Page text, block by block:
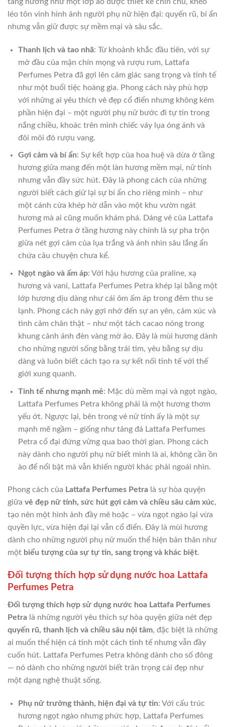
léo tôn vinh hình ảnh người phụ nữ hiện đại: quyến rũ, bí ẩn
nhưng vẫn giữ được sự mềm mại và sâu sắc.
Thanh lịch và tao nhã: Từ khoảnh khắc đầu tiên, với sự
mở đầu của mận chín mọng và rượu rum, Lattafa
Perfumes Petra đã gợi lên cảm giác sang trọng và tinh tế
như một buổi tiệc hoàng gia. Phong cách này phù hợp
với những ai yêu thích vẻ đẹp cổ điển nhưng không kém
phần hiện đại – một người phụ nữ bước đi tự tin trong
nắng chiều, khoác trên mình chiếc váy lụa óng ánh và
đôi môi đỏ rượu vang.
Gợi cảm và bí ẩn: Sự kết hợp của hoa huệ và dừa ở tầng
hương giữa mang đến một làn hương mềm mại, nữ tính
nhưng vẫn đầy sức hút. Đây là phong cách của những
người biết cách giữ lại sự bí ẩn cho riêng mình – như
một cánh cửa khép hờ dẫn vào một khu vườn ngát
hương mà ai cũng muốn khám phá. Dáng vẻ của Lattafa
Perfumes Petra ở tầng hương này chính là sự pha trộn
giữa nét gợi cảm của lụa trắng và ánh nhìn sâu lắng ẩn
chứa câu chuyện chưa kể.
Ngọt ngào và ấm áp: Với hậu hương của praline, xạ
hương và vani, Lattafa Perfumes Petra khép lại bằng một
lớp hương dịu dàng như cái ôm ấm áp trong đêm thu se
lạnh. Phong cách này gợi nhớ đến sự an yên, cảm xúc và
tình cảm chân thật – như một tách cacao nóng trong
khung cảnh ánh đèn vàng mờ ảo. Đây là mùi hương dành
cho những người sống bằng trái tim, yêu bằng sự dịu
dàng và luôn biết cách tạo ra sự kết nối tinh tế với thế
giới xung quanh.
Tinh tế nhưng mạnh mẽ: Mặc dù mềm mại và ngọt ngào,
Lattafa Perfumes Petra không phải là một hương thơm
yếu ớt. Ngược lại, bên trong vẻ nữ tính ấy là một sự
mạnh mẽ ngầm – giống như tảng đá Lattafa Perfumes
Petra cổ đại đứng vững qua bao thời gian. Phong cách
này dành cho người phụ nữ biết mình là ai, không cần ồn
ào để nổi bật mà vẫn khiến người khác phải ngoái nhìn.
Phong cách của Lattafa Perfumes Petra là sự hòa quyện
giữa vẻ đẹp nữ tính, sức hút gợi cảm và chiều sâu cảm xúc,
tạo nên một hình ảnh đầy mê hoặc – vừa ngọt ngào lại vừa
quyền lực, vừa hiện đại lại vẫn cổ điển. Đây là mùi hương
dành cho những người phụ nữ muốn thể hiện bản thân như
một biểu tượng của sự tự tin, sang trọng và khác biệt.
Đối tượng thích hợp sử dụng nước hoa Lattafa
Perfumes Petra
Đối tượng thích hợp sử dụng nước hoa Lattafa Perfumes
Petra là những người yêu thích sự hòa quyện giữa nét đẹp
quyến rũ, thanh lịch và chiều sâu nội tâm, đặc biệt là những
ai muốn thể hiện cá tính một cách tinh tế nhưng vẫn đầy
cuốn hút. Lattafa Perfumes Petra không dành cho số đông
— nó dành cho những người biết trân trọng cái đẹp như
một dạng nghệ thuật sống.
Phụ nữ trưởng thành, hiện đại và tự tin: Với cấu trúc
hương ngọt ngào nhưng phức hợp, Lattafa Perfumes